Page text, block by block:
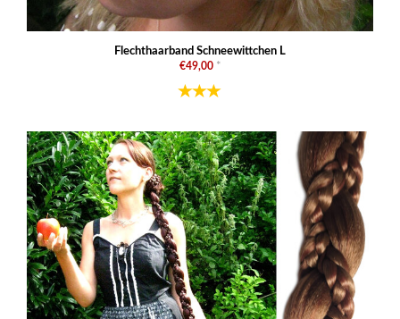
Flechthaarband Schneewittchen L
€49,00 *